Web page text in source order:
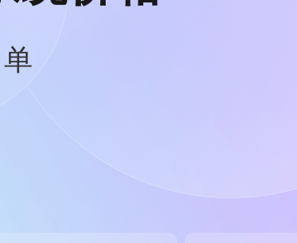
【EWEISHOP】新增商品助